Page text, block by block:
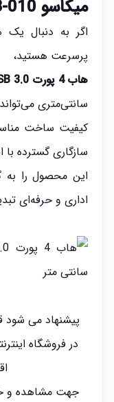
میکاسو HUB-010 طول 30 سانتی متر
پرسرعت هستید،
هاب 4 پورت
سانتی‌متری
کیفیت ساخت
سازگاری گسترده با
این محصول را به
اداری و حرفه‌ای
پیشنهاد می شود
در فروشگاه
جهت مشاهده و